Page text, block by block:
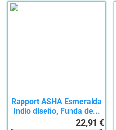
Rapport ASHA Esmeralda
Indio diseño, Funda de...
22,91 €